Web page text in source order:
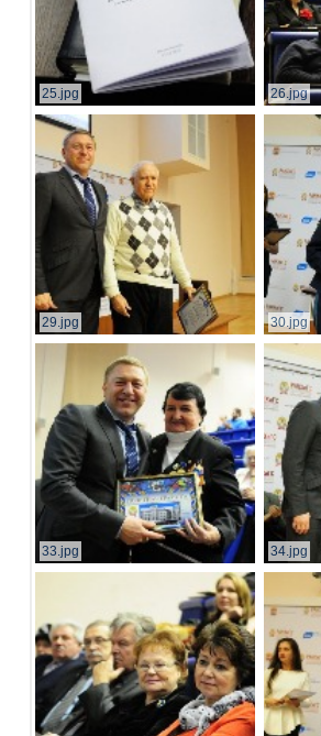
25.jpg 26.jpg
29.jpg 30.jpg
33.jpg 34.jpg